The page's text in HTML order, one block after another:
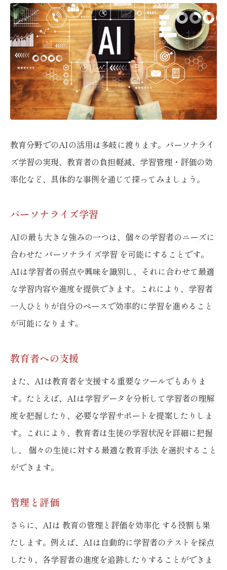
教育分野でのAIの活用は多岐に渡ります。パーソナライ
ズ学習の実現、教育者の負担軽減、学習管理・評価の効
率化など、具体的な事例を通じて探ってみましょう。
パーソナライズ学習
AIの最も大きな強みの一つは、個々の学習者のニーズに
合わせた パーソナライズ学習 を可能にすることです。
AIは学習者の弱点や興味を識別し、それに合わせて最適
な学習内容や進度を提供できます。これにより、学習者
一人ひとりが自分のペースで効率的に学習を進めること
が可能になります。
教育者への支援
また、AIは教育者を支援する重要なツールでもありま
す。たとえば、AIは学習データを分析して学習者の理解
度を把握したり、必要な学習サポートを提案したりしま
す。これにより、教育者は生徒の学習状況を詳細に把握
し、 個々の生徒に対する最適な教育手法 を選択すること
ができます。
管理と評価
さらに、AIは 教育の管理と評価を効率化 する役割も果
たします。例えば、AIは自動的に学習者のテストを採点
したり、各学習者の進度を追跡したりすることができま